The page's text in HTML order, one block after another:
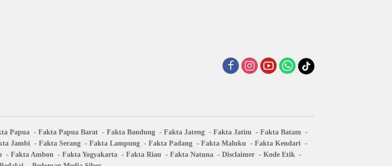
Papua Fakta Papua Barat Fakta Bandung Fakta Jateng Fakta Jatim
Fakta Batam
Jambi Fakta Serang Fakta Lampung Fakta Padang Fakta Maluku
Fakta Kendari
Fakta Ambon Fakta Yogyakarta Fakta Riau Fakta Natuna Disclaimer
Kode Etik